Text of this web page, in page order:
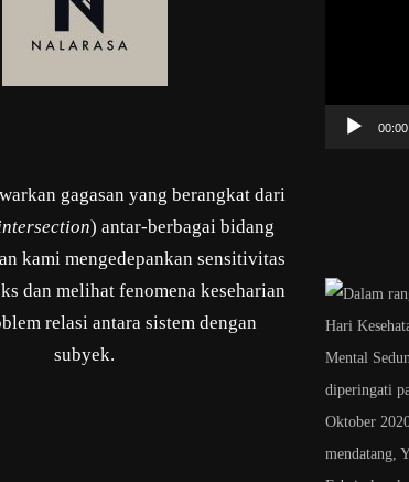
gagasan yang berangkat dari
) antar-berbagai bidang
kami mengedepankan sensitivitas
dan melihat fenomena keseharian
relasi antara sistem dengan
subyek.
00:00